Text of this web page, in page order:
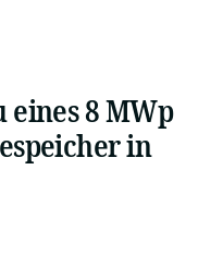
eines 8 MWp
in